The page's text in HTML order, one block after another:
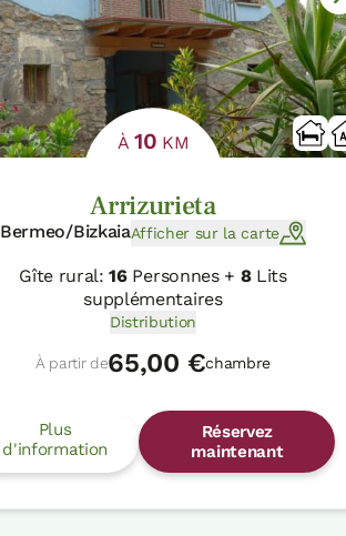
À 10 KM
Arrizurieta
Bermeo/BizkaiaAfficher sur la carte
Gîte rural:16Personnes + 8Lits
supplémentaires
Distribution
À partir de65,00 €chambre
Plus
d'information
Réservez
maintenant